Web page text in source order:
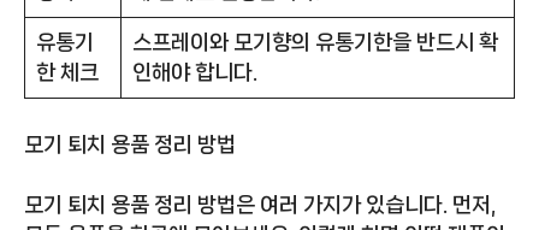
유통기
한 체크
스프레이와 모기향의 유통기한을 반드시 확
인해야 합니다.
모기 퇴치 용품 정리 방법
모기 퇴치 용품 정리 방법은 여러 가지가 있습니다. 먼저,